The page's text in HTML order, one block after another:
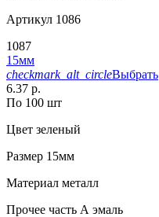
Артикул 1086
1087
15мм
checkmark_alt_circleВыбрать
6.37 р.
По 100 шт
Цвет зеленый
Размер 15мм
Материал металл
Прочее часть А эмаль